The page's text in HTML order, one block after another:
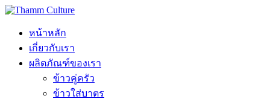
หน้าหลัก
เกี่ยวกับเรา
ผลิตภัณฑ์ของเรา
ข้าวคู่ครัว
ข้าวใส่บาตร